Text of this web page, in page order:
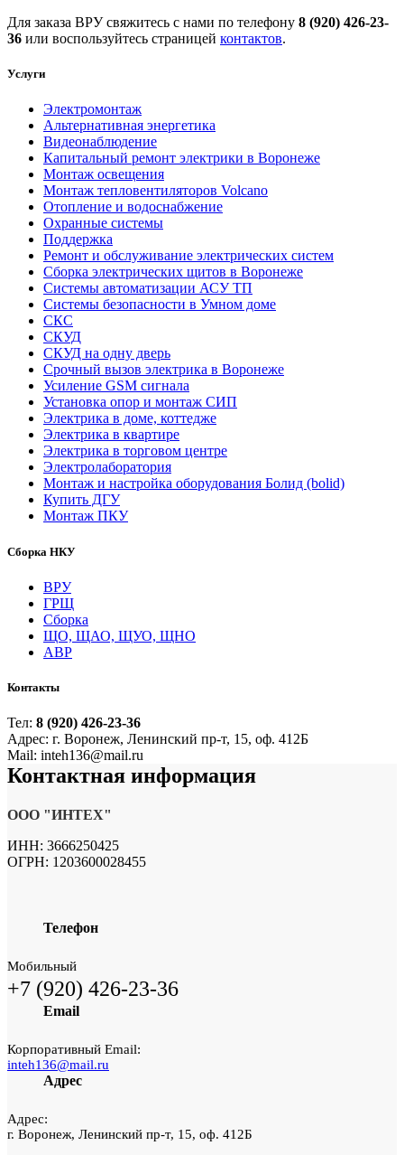
Для заказа ВРУ свяжитесь с нами по телефону 8 (920) 426-23-
36 или воспользуйтесь страницей контактов.
Услуги
Электромонтаж
Альтернативная энергетика
Видеонаблюдение
Капитальный ремонт электрики в Воронеже
Монтаж освещения
Монтаж тепловентиляторов Volcano
Отопление и водоснабжение
Охранные системы
Поддержка
Ремонт и обслуживание электрических систем
Сборка электрических щитов в Воронеже
Системы автоматизации АСУ ТП
Системы безопасности в Умном доме
СКС
СКУД
СКУД на одну дверь
Срочный вызов электрика в Воронеже
Усиление GSM сигнала
Установка опор и монтаж СИП
Электрика в доме, коттедже
Электрика в квартире
Электрика в торговом центре
Электролаборатория
Монтаж и настройка оборудования Болид (bolid)
Купить ДГУ
Монтаж ПКУ
Сборка НКУ
ВРУ
ГРЩ
Сборка
ЩО, ЩАО, ЩУО, ЩНО
АВР
Контакты
Тел: 8 (920) 426-23-36
Адрес: г. Воронеж, Ленинский пр-т, 15, оф. 412Б
Mail: inteh136@mail.ru
Контактная информация
ООО "ИНТЕХ"
ИНН: 3666250425
ОГРН: 1203600028455
Телефон
Мобильный
+7 (920) 426-23-36
Email
Корпоративный Email:
inteh136@mail.ru
Адрес
Адрес:
г. Воронеж, Ленинский пр-т, 15, оф. 412Б